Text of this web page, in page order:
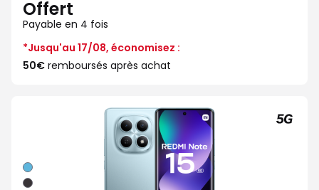
Offert
Payable en 4 fois
*Jusqu'au 17/08, économisez :
50€ remboursés après achat
Bleu
Noir